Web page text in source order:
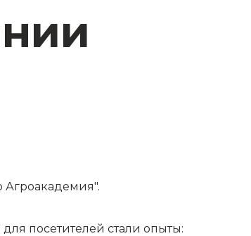
Агроакадемия".
посетителей стали опыты: